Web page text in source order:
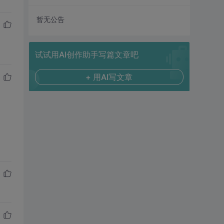
暂无公告
试试用AI创作助手写篇文章吧
+ 用AI写文章